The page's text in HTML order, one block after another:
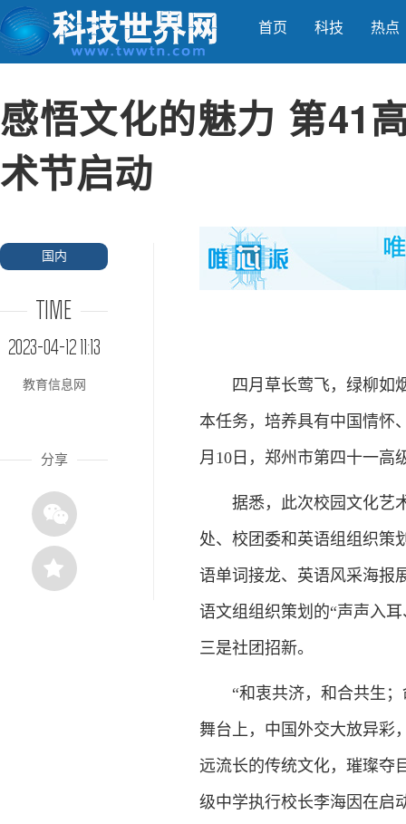
首页 科技 热点
感悟文化的魅力 第41
术节启动
国内
TIME
2023-04-12 11:13
教育信息网
分享
四月草长莺飞，绿柳如烟
本任务，培养具有中国情怀
月10日，郑州市第四十一高
据悉，此次校园文化艺术
处、校团委和英语组组织策
语单词接龙、英语风采海报
语文组组织策划的“声声入
三是社团招新。
“和衷共济，和合共生；
舞台上，中国外交大放异彩
远流长的传统文化，璀璨夺
级中学执行校长李海因在启